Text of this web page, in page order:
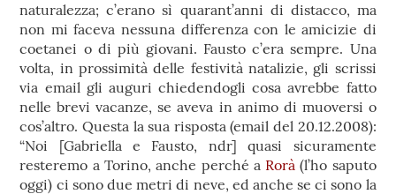
naturalezza; c’erano sì quarant’anni di distacco, ma
non mi faceva nessuna differenza con le amicizie di
coetanei o di più giovani. Fausto c’era sempre. Una
volta, in prossimità delle festività natalizie, gli scrissi
via email gli auguri chiedendogli cosa avrebbe fatto
nelle brevi vacanze, se aveva in animo di muoversi o
cos’altro. Questa la sua risposta (email del 20.12.2008):
“Noi [Gabriella e Fausto, ndr] quasi sicuramente
resteremo a Torino, anche perché a Rorà (l’ho saputo
oggi) ci sono due metri di neve, ed anche se ci sono la